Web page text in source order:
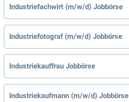
Industriefachwirt (m/w/d) Jobbörse
Industriefotograf (m/w/d) Jobbörse
Industriekauffrau Jobbörse
Industriekaufmann (m/w/d) Jobbörse